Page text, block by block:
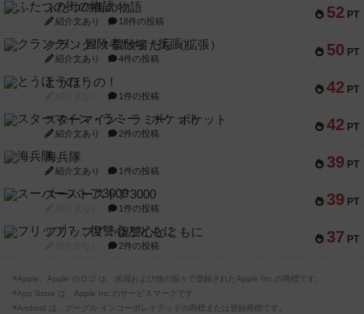
52 PT
ふたつの街の物語
紹介文あり 18件の投稿
50 PT
クランク! ：冒険者たち（拡張）
紹介文あり 4件の投稿
42 PT
とうほうの！
1件の投稿
42 PT
スターマイン・ラミー ポケット
紹介文あり 2件の投稿
39 PT
海兵隊
紹介文あり 1件の投稿
39 PT
スーパーストア3000
1件の投稿
37 PT
フリップ７：復讐心とともに
2件の投稿
※Apple、Apple のロゴ は、米国および他の国々で登録されたApple Inc.の商標です。
※App Store は、Apple Inc.のサービスマークです。
※Android は、グーグル インコーポレイテッドの商標または登録商標です。